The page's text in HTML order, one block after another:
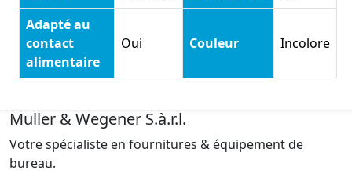
Adapté au
contact
alimentaire
Oui Couleur Incolore
Muller & Wegener S.à.r.l.
Votre spécialiste en fournitures & équipement de
bureau.